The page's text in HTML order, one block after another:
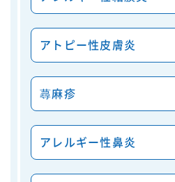
アトピー性皮膚炎
蕁麻疹
アレルギー性鼻炎